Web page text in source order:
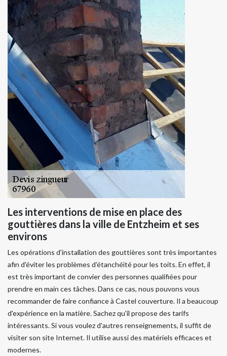
Les interventions de mise en place des
gouttières dans la ville de Entzheim et ses
environs
Les opérations d'installation des gouttières sont très importantes
afin d'éviter les problèmes d'étanchéité pour les toits. En effet, il
est très important de convier des personnes qualifiées pour
prendre en main ces tâches. Dans ce cas, nous pouvons vous
recommander de faire confiance à Castel couverture. Il a beaucoup
d'expérience en la matière. Sachez qu'il propose des tarifs
intéressants. Si vous voulez d'autres renseignements, il suffit de
visiter son site Internet. Il utilise aussi des matériels efficaces et
modernes.